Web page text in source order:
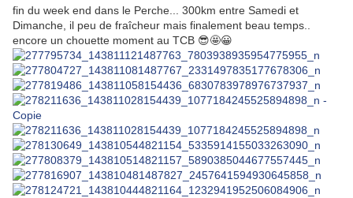
fin du week end dans le Perche... 300km entre Samedi et
Dimanche, il peu de fraîcheur mais finalement beau temps..
encore un chouette moment au TCB 😎🤩😀